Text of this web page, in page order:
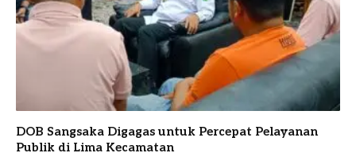
DOB Sangsaka Digagas untuk Percepat Pelayanan
Publik di Lima Kecamatan